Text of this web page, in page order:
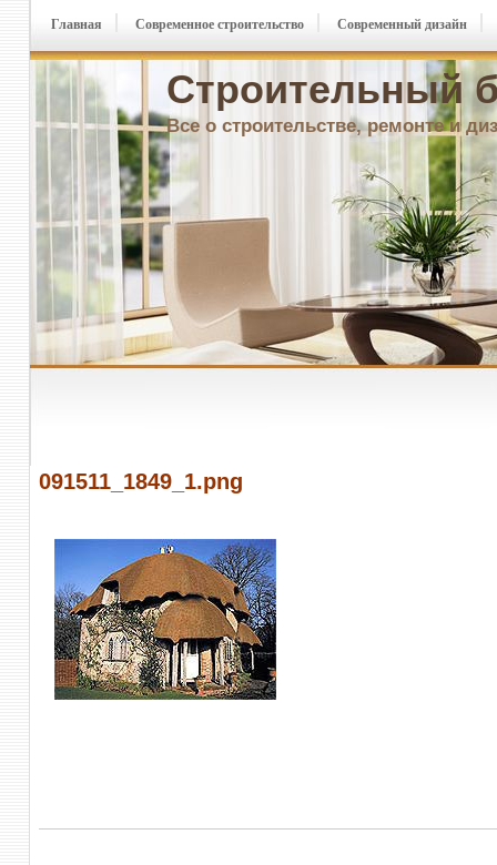
Строительный
Все о строительстве, ремонте и
Главная Современное строительство Современный дизайн
091511_1849_1.png